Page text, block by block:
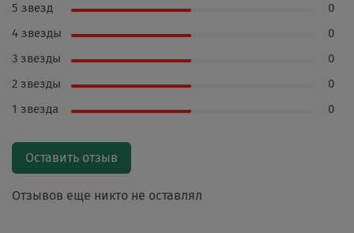
Отзывов еще никто не оставлял
5 звезд
0
4 звезды
0
3 звезды
0
2 звезды
0
1 звезда
0
Оставить отзыв